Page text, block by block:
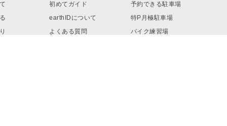
初めてガイド
earthIDについて
よくある質問
予約できる駐車場
特P月極駐車場
バイク練習場